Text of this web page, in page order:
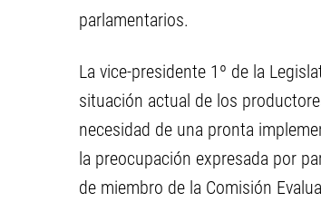
parlamentarios.
La vice-presidente 1º de la
situación actual de los
necesidad de una pronta
la preocupación expresada por
de miembro de la Comisión